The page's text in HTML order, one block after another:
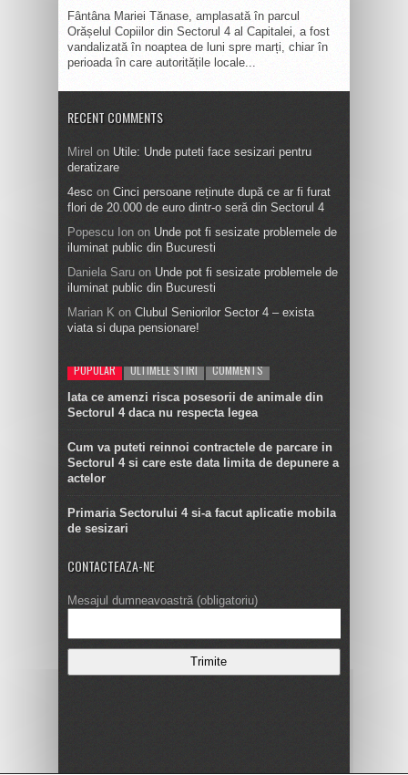
Fântâna Mariei Tănase, amplasată în parcul
Orășelul Copiilor din Sectorul 4 al Capitalei, a fost
vandalizată în noaptea de luni spre marți, chiar în
perioada în care autoritățile locale...
RECENT COMMENTS
Mirel on Utile: Unde puteti face sesizari pentru
deratizare
4esc on Cinci persoane reținute după ce ar fi furat
flori de 20.000 de euro dintr-o seră din Sectorul 4
Popescu Ion on Unde pot fi sesizate problemele de
iluminat public din Bucuresti
Daniela Saru on Unde pot fi sesizate problemele de
iluminat public din Bucuresti
Marian K on Clubul Seniorilor Sector 4 – exista
viata si dupa pensionare!
POPULAR ULTIMELE STIRI COMMENTS
Iata ce amenzi risca posesorii de animale din
Sectorul 4 daca nu respecta legea
Cum va puteti reinnoi contractele de parcare in
Sectorul 4 si care este data limita de depunere a
actelor
Primaria Sectorului 4 si-a facut aplicatie mobila
de sesizari
CONTACTEAZA-NE
Mesajul dumneavoastră (obligatoriu)